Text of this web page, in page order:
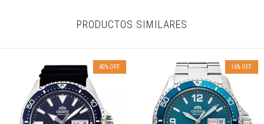
PRODUCTOS SIMILARES
40% OFF 16% OFF